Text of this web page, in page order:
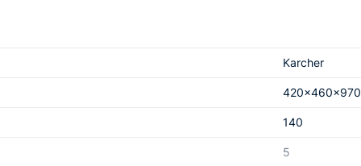
при транспортировке.
раз быстрее, по сравнению с резьбой. При этом оно
использовать специальную струйную трубку.
Karcher
420x460x970
140
5